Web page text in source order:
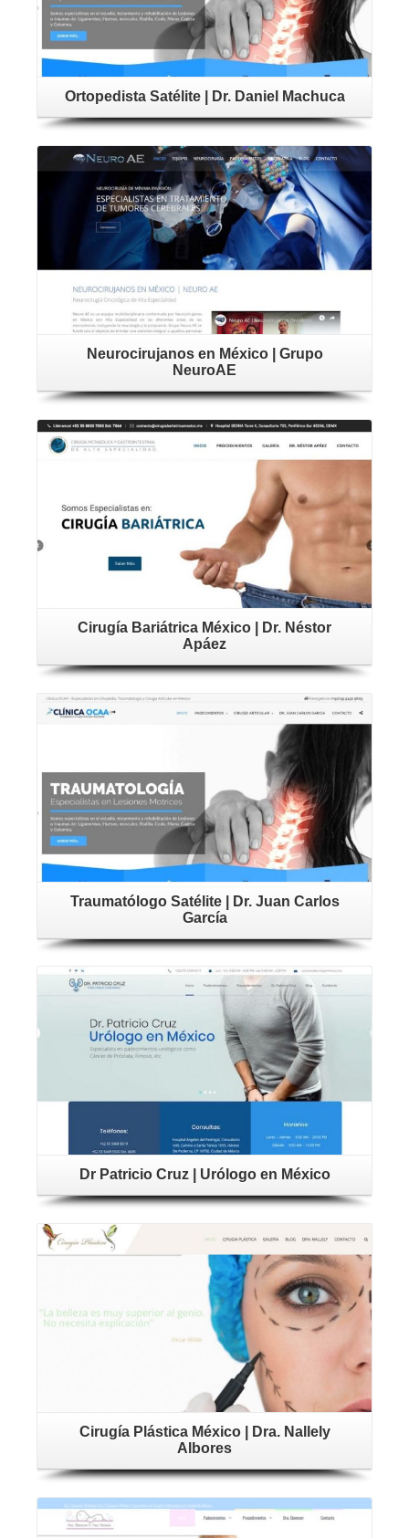
Ortopedista Satélite | Dr. Daniel Machuca
Neurocirujanos en México | Grupo
NeuroAE
Cirugía Bariátrica México | Dr. Néstor
Apáez
Traumatólogo Satélite | Dr. Juan Carlos
García
Dr Patricio Cruz | Urólogo en México
Cirugía Plástica México | Dra. Nallely
Albores